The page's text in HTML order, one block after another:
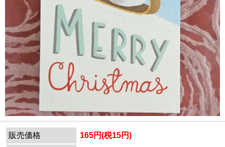
販売価格 165円(税15円)